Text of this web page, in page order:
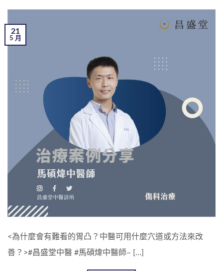
21
5 月
<為什麼會有難看的胃凸？中醫可用什麼穴道或方法來改
善？>#昌盛堂中醫 #馬碩煒中醫師– […]